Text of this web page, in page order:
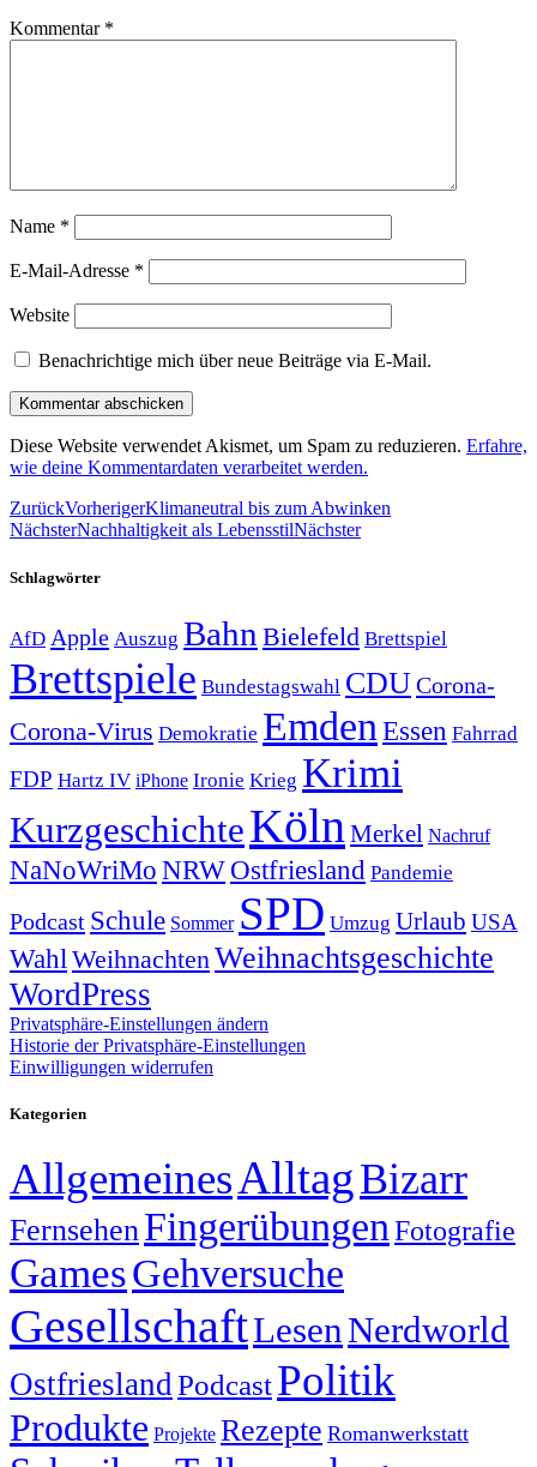
Kommentar *
Name *
E-Mail-Adresse *
Website
Benachrichtige mich über neue Beiträge via E-Mail.
Diese Website verwendet Akismet, um Spam zu reduzieren. Erfahre,
wie deine Kommentardaten verarbeitet werden.
ZurückVorherigerKlimaneutral bis zum Abwinken
NächsterNachhaltigkeit als LebensstilNächster
Schlagwörter
AfD Apple Auszug Bahn Bielefeld Brettspiel
Brettspiele Bundestagswahl CDUCorona-
Corona-Virus Demokratie Emden Essen Fahrrad
FDP Hartz IV iPhone Ironie Krieg Krimi
KurzgeschichteKöln Merkel Nachruf
NaNoWriMo NRWOstfriesland Pandemie
Podcast Schule Sommer SPD Umzug Urlaub USA
Wahl Weihnachten Weihnachtsgeschichte
WordPress
Privatsphäre-Einstellungen ändern
Historie der Privatsphäre-Einstellungen
Einwilligungen widerrufen
Kategorien
AllgemeinesAlltagBizarr
FernsehenFingerübungen Fotografie
GamesGehversuche
GesellschaftLesenNerdworld
OstfrieslandPodcastPolitik
Produkte Projekte Rezepte Romanwerkstatt